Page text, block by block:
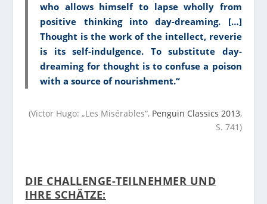
who allows himself to lapse wholly from
positive thinking into day-dreaming. […]
Thought is the work of the intellect, reverie
is its self-indulgence. To substitute day-
dreaming for thought is to confuse a poison
with a source of nourishment.“
(Victor Hugo: „Les Misérables“, Penguin Classics 2013,
S. 741)
DIE CHALLENGE-TEILNEHMER UND
IHRE SCHÄTZE: